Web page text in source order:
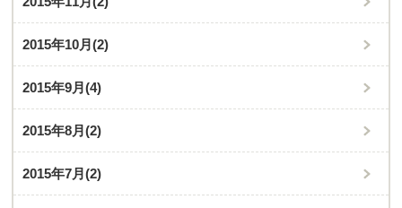
2015年10月(2)
2015年9月(4)
2015年8月(2)
2015年7月(2)